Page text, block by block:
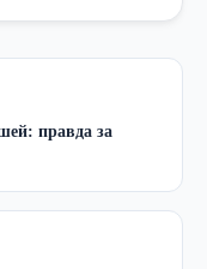
правда за